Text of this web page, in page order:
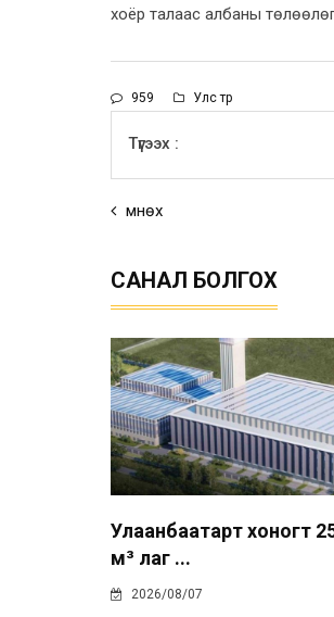
хоёр талаас албаны
959 Улс төр
Түгээх :
Өмнөх
САНАЛ БОЛГОХ
Улаанбаатарт хоногт
м³ лаг ...
2026/08/07